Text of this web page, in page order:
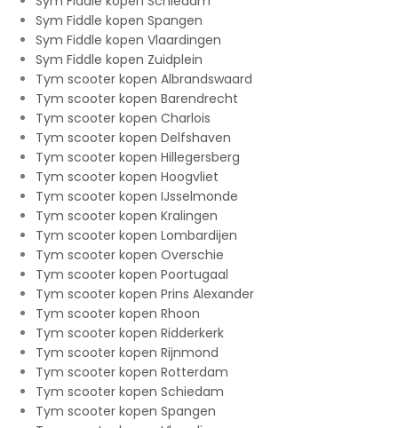
Sym Fiddle kopen Spangen
Sym Fiddle kopen Vlaardingen
Sym Fiddle kopen Zuidplein
Tym scooter kopen Albrandswaard
Tym scooter kopen Barendrecht
Tym scooter kopen Charlois
Tym scooter kopen Delfshaven
Tym scooter kopen Hillegersberg
Tym scooter kopen Hoogvliet
Tym scooter kopen IJsselmonde
Tym scooter kopen Kralingen
Tym scooter kopen Lombardijen
Tym scooter kopen Overschie
Tym scooter kopen Poortugaal
Tym scooter kopen Prins Alexander
Tym scooter kopen Rhoon
Tym scooter kopen Ridderkerk
Tym scooter kopen Rijnmond
Tym scooter kopen Rotterdam
Tym scooter kopen Schiedam
Tym scooter kopen Spangen